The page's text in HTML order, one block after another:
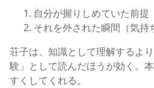
自分が握りしめていた前提
それを外された瞬間（気持
荘子は、知識として理解するよ
験」として読んだほうが効く。
すくしてくれる。